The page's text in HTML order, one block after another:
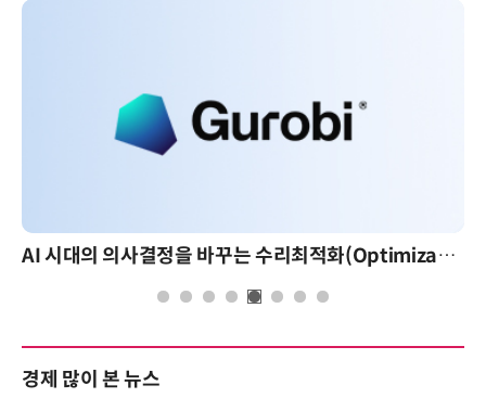
AI 시대의 의사결정을 바꾸는 수리최적화(Optimization): 실제 산업 적용 사례와 활용 전략 AI 핀옵스 실전 세미나: 폭증하
경제 많이 본 뉴스